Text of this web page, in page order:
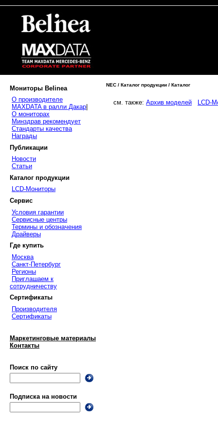
Мониторы Belinea
О производителе
MAXDATA в ралли Дакар
О мониторах
Минздрав рекомендует
Стандарты качества
Награды
Публикации
Новости
Статьи
Каталог продукции
LCD-Мониторы
Сервис
Условия гарантии
Сервисные центры
Термины и обозначения
Драйверы
Где купить
Москва
Санкт-Петербург
Регионы
Приглашаем к
сотрудничеству
Сертификаты
Производителя
Сертификаты
Маркетинговые материалы
Контакты
Поиск по сайту
Подписка на новости
NEC / Каталог продукции / Каталог
см. также: Архив моделей LCD-